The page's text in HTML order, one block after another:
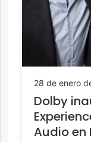
28 de enero
Dolby
Audio en